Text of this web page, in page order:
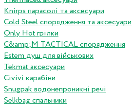
Knirps парасолі та аксесуари
Cold Steel спорядження та аксесуари
Only Hot грілки
C&amp;M TACTICAL спорядження
Estem душ для військових
Tekmat аксесуари
Сivivi карабіни
Snugpak водонепроникні речі
Selkbag спальники